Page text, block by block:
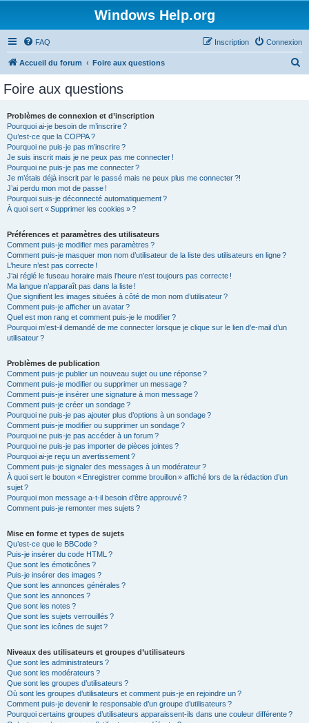
Windows Help.org
FAQ Connexion
Inscription
Accueil du forum Foire aux questions
Foire aux questions
Problèmes de connexion et d’inscription
Pourquoi ai-je besoin de m’inscrire ?
Qu’est-ce que la COPPA ?
Pourquoi ne puis-je pas m’inscrire ?
Je suis inscrit mais je ne peux pas me connecter !
Pourquoi ne puis-je pas me connecter ?
Je m’étais déjà inscrit par le passé mais ne peux plus me connecter ?!
J’ai perdu mon mot de passe !
Pourquoi suis-je déconnecté automatiquement ?
À quoi sert « Supprimer les cookies » ?
Préférences et paramètres des utilisateurs
Comment puis-je modifier mes paramètres ?
Comment puis-je masquer mon nom d’utilisateur de la liste des utilisateurs en ligne ?
L’heure n’est pas correcte !
J’ai réglé le fuseau horaire mais l’heure n’est toujours pas correcte !
Ma langue n’apparaît pas dans la liste !
Que signifient les images situées à côté de mon nom d’utilisateur ?
Comment puis-je afficher un avatar ?
Quel est mon rang et comment puis-je le modifier ?
Pourquoi m’est-il demandé de me connecter lorsque je clique sur le lien d’e-mail d’un
utilisateur ?
Problèmes de publication
Comment puis-je publier un nouveau sujet ou une réponse ?
Comment puis-je modifier ou supprimer un message ?
Comment puis-je insérer une signature à mon message ?
Comment puis-je créer un sondage ?
Pourquoi ne puis-je pas ajouter plus d’options à un sondage ?
Comment puis-je modifier ou supprimer un sondage ?
Pourquoi ne puis-je pas accéder à un forum ?
Pourquoi ne puis-je pas importer de pièces jointes ?
Pourquoi ai-je reçu un avertissement ?
Comment puis-je signaler des messages à un modérateur ?
À quoi sert le bouton « Enregistrer comme brouillon » affiché lors de la rédaction d’un
sujet ?
Pourquoi mon message a-t-il besoin d’être approuvé ?
Comment puis-je remonter mes sujets ?
Mise en forme et types de sujets
Qu’est-ce que le BBCode ?
Puis-je insérer du code HTML ?
Que sont les émoticônes ?
Puis-je insérer des images ?
Que sont les annonces générales ?
Que sont les annonces ?
Que sont les notes ?
Que sont les sujets verrouillés ?
Que sont les icônes de sujet ?
Niveaux des utilisateurs et groupes d’utilisateurs
Que sont les administrateurs ?
Que sont les modérateurs ?
Que sont les groupes d’utilisateurs ?
Où sont les groupes d’utilisateurs et comment puis-je en rejoindre un ?
Comment puis-je devenir le responsable d’un groupe d’utilisateurs ?
Pourquoi certains groupes d’utilisateurs apparaissent-ils dans une couleur différente ?